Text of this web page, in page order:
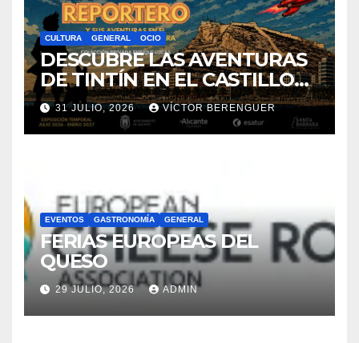
DESCUBRE LAS AVENTURAS
DE TINTÍN EN EL CASTILLO
DE SANTA BÁRBARA DE
ALICANTE
31 JULIO, 2026 VÍCTOR BERENGUER
FERIAS EUROPEAS DEL
QUESO
29 JULIO, 2026 ADMIN